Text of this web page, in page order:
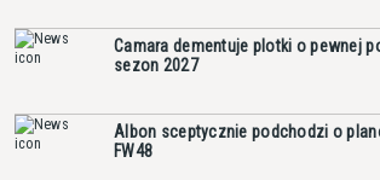
Camara dementuje plotki o pewnej
sezon 2027
Albon sceptycznie podchodzi o
FW48